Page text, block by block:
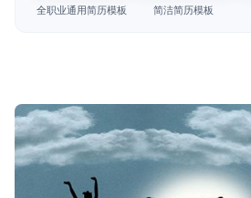
全职业通用简历模板 简洁简历模板